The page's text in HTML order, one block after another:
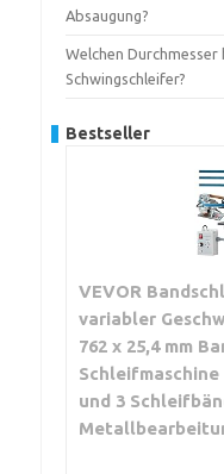
Absaugung?
Welchen
Schwingschleifer?
Bestseller
VEVOR
variabler
762 x 25,4 mm
und 3